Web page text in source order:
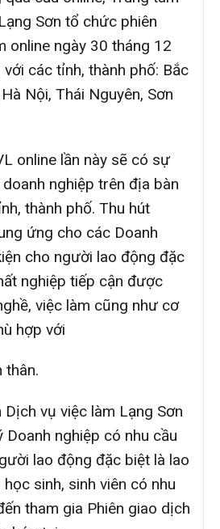
Sơn tổ chức phiên
online ngày 30 tháng 12
các tỉnh, thành phố: Bắc
Nội, Thái Nguyên, Sơn
lần này sẽ có sự
nghiệp trên địa bàn
thành phố. Thu hút
ứng cho các Doanh
cho người lao động đặc
nghiệp tiếp cận được
việc làm cũng như cơ
hợp với
thân.
vụ việc làm Lạng Sơn
Doanh nghiệp có nhu cầu
lao động đặc biệt là lao
sinh, sinh viên có nhu
tham gia Phiên giao dịch